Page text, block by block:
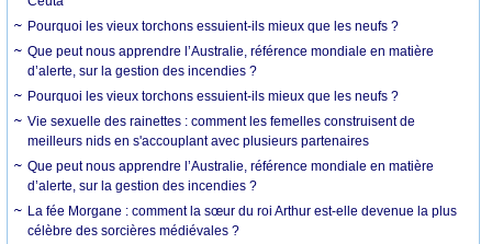
Pourquoi les vieux torchons essuient-ils mieux que les neufs ?
Que peut nous apprendre l’Australie, référence mondiale en matière
d’alerte, sur la gestion des incendies ?
Pourquoi les vieux torchons essuient-ils mieux que les neufs ?
Vie sexuelle des rainettes : comment les femelles construisent de
meilleurs nids en s'accouplant avec plusieurs partenaires
Que peut nous apprendre l’Australie, référence mondiale en matière
d’alerte, sur la gestion des incendies ?
La fée Morgane : comment la sœur du roi Arthur est-elle devenue la plus
célèbre des sorcières médiévales ?